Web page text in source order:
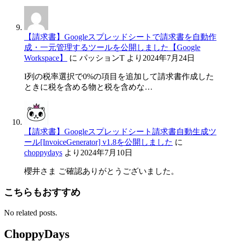
【請求書】Googleスプレッドシートで請求書を自動作
成・一元管理するツールを公開しました【Google
Workspace】
に パッションT より 2024年7月24日
I列の税率選択で0%の項目を追加して請求書作成した
ときに税を含める物と税を含めな…
【請求書】Googleスプレッドシート請求書自動生成ツ
ール[InvoiceGenerator] v1.8を公開しました に
choppydays より 2024年7月10日
櫻井さま ご確認ありがとうございました。
こちらもおすすめ
No related posts.
ChoppyDays